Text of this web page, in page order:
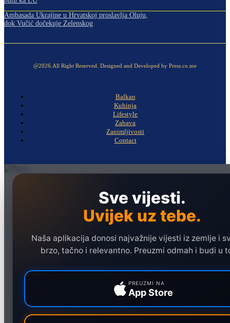
Ambasada Ukrajine u Hrvatskoj proslavlja Oluju,
dok Vučić dočekuje Zelenskog
@2026.All Right Reserved. Designed and Developed by Press.co.me
Balkan
Kuhinja
Lifestyle
Zabava
Zanimljivosti
Contact
Sve vijesti.
Uvijek uz tebe.
Naša aplikacija donosi najvažnije vijesti iz zemlje i
brzo, tačno i relevantno. Preuzmi odmah i budi u
PREUZMI NA
App Store
Ekonomija
Marketing